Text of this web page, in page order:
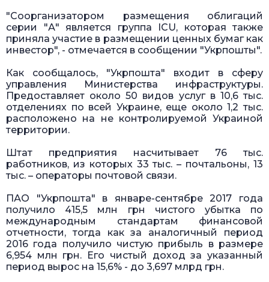
"Соорганизатором размещения облигаций
серии "А" является группа ICU, которая также
приняла участие в размещении ценных бумаг как
инвестор", - отмечается в сообщении "Укрпошты".
Как сообщалось, "Укрпошта" входит в сферу
управления Министерства инфраструктуры.
Предоставляет около 50 видов услуг в 10,6 тыс.
отделениях по всей Украине, еще около 1,2 тыс.
расположено на не контролируемой Украиной
территории.
Штат предприятия насчитывает 76 тыс.
работников, из которых 33 тыс. – почтальоны, 13
тыс. – операторы почтовой связи.
ПАО "Укрпошта" в январе-сентябре 2017 года
получило 415,5 млн грн чистого убытка по
международным стандартам финансовой
отчетности, тогда как за аналогичный период
2016 года получило чистую прибыль в размере
6,954 млн грн. Его чистый доход за указанный
период вырос на 15,6% - до 3,697 млрд грн.